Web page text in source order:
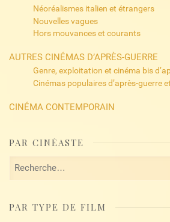
Néoréalismes italien et étrangers
Nouvelles vagues
Hors mouvances et courants
AUTRES CINÉMAS D’APRÈS-GUERRE
Genre, exploitation et cinéma bis
Cinémas populaires d’après-guerre
CINÉMA CONTEMPORAIN
PAR CINÉASTE
Rechercher :
PAR TYPE DE FILM